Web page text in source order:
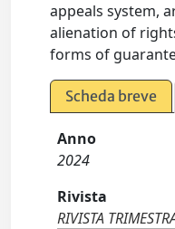
appeals system,
alienation of
forms of
Scheda breve
Anno
2024
Rivista
RIVISTA